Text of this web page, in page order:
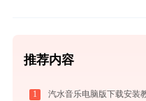
推荐内容
1 汽水音乐电脑版下载安装